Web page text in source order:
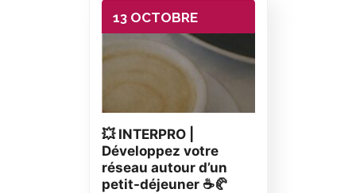
13 OCTOBRE
💥 INTERPRO |
Développez votre
réseau autour d’un
petit-déjeuner ☕🥐